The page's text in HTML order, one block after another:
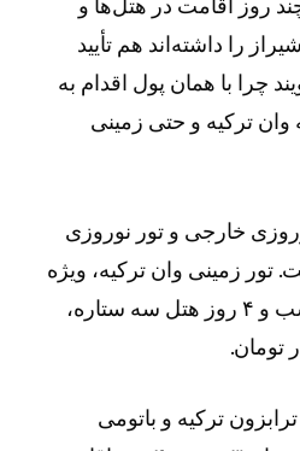
را داشته‌اند هم تأیید
چرا با همان پول اقدام به
ترکیه و حتی زمینی
خارجی و تور نوروزی
تور زمینی وان ترکیه، ویژه
نوروز ۱۴۰۳، از تهران ۳ شب و ۴ روز هتل سه ستاره،
ترکیه و باتومی